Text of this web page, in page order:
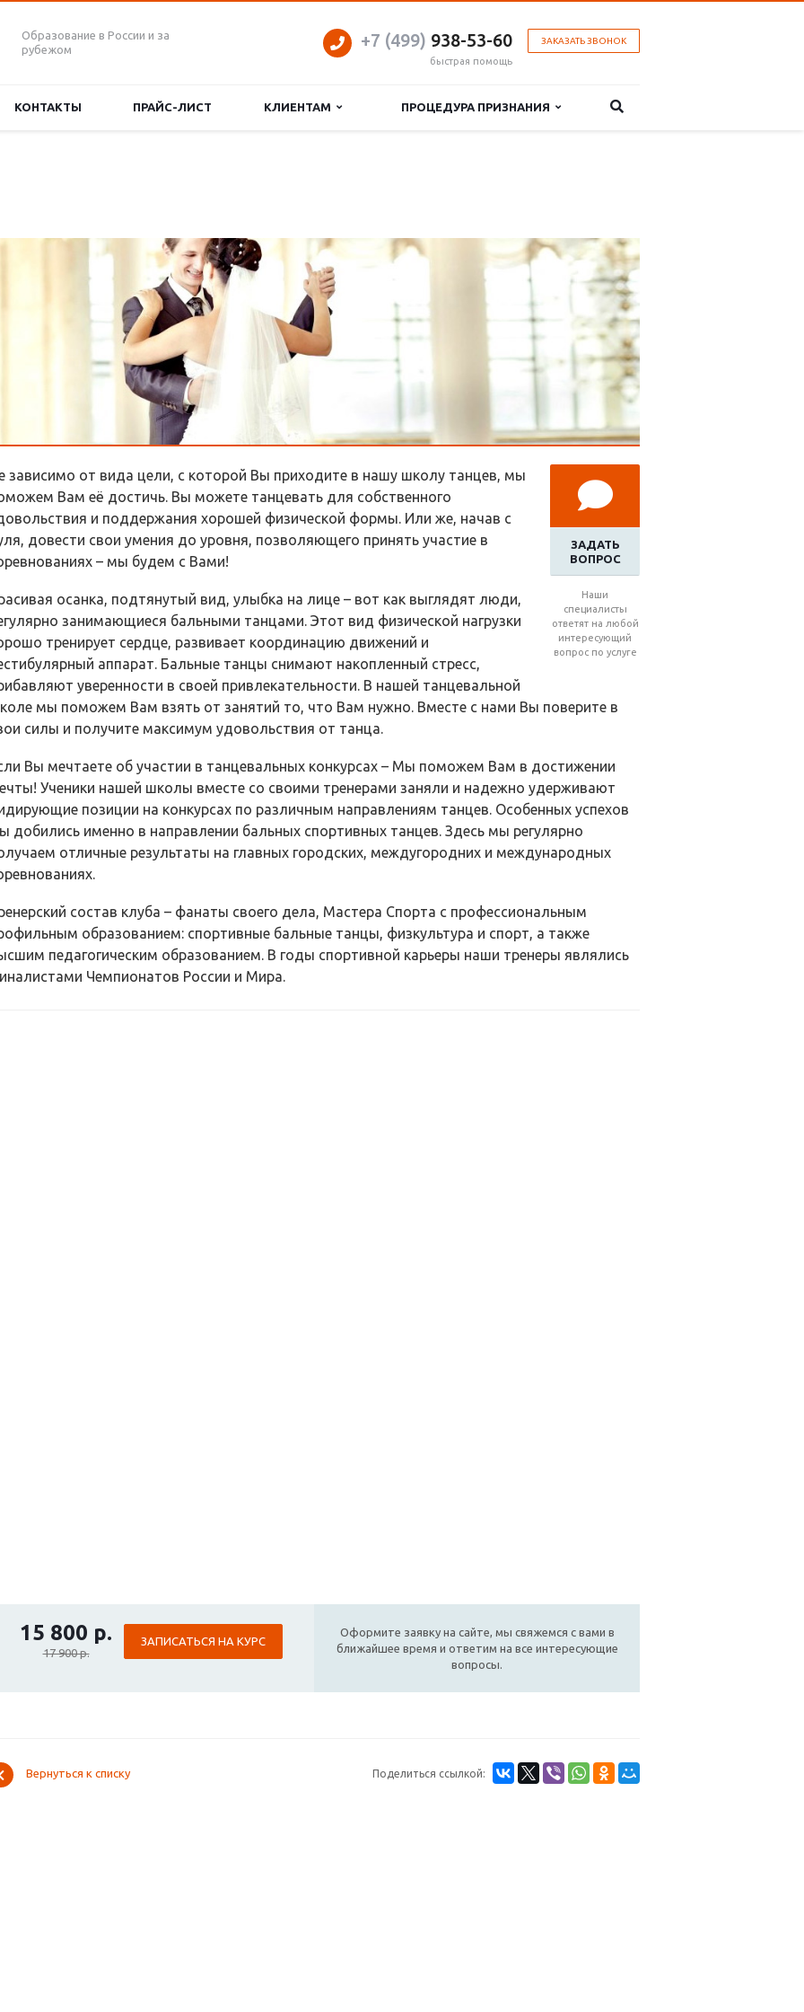
Образование в России и за
рубежом
ЗАКАЗАТЬ ЗВОНОК
+7 (499) 938-53-60
быстрая помощь
КОНТАКТЫ ПРАЙС-ЛИСТ КЛИЕНТАМ ПРОЦЕДУРА ПРИЗНАНИЯ
ЗАДАТЬ
ВОПРОС
Наши
специалисты
ответят на любой
интересующий
вопрос по услуге
зависимо от вида цели, с которой Вы приходите в нашу школу танцев, мы
Вам её достичь. Вы можете танцевать для собственного
и поддержания хорошей физической формы. Или же, начав с
довести свои умения до уровня, позволяющего принять участие в
– мы будем с Вами!
осанка, подтянутый вид, улыбка на лице – вот как выглядят люди,
занимающиеся бальными танцами. Этот вид физической нагрузки
тренирует сердце, развивает координацию движений и
аппарат. Бальные танцы снимают накопленный стресс,
уверенности в своей привлекательности. В нашей танцевальной
мы поможем Вам взять от занятий то, что Вам нужно. Вместе с нами Вы поверите в
силы и получите максимум удовольствия от танца.
Вы мечтаете об участии в танцевальных конкурсах – Мы поможем Вам в достижении
Ученики нашей школы вместе со своими тренерами заняли и надежно удерживают
позиции на конкурсах по различным направлениям танцев. Особенных успехов
добились именно в направлении бальных спортивных танцев. Здесь мы регулярно
отличные результаты на главных городских, междугородних и международных
состав клуба – фанаты своего дела, Мастера Спорта с профессиональным
образованием: спортивные бальные танцы, физкультура и спорт, а также
педагогическим образованием. В годы спортивной карьеры наши тренеры являлись
Чемпионатов России и Мира.
15 800 р.
17 900 р.
ЗАПИСАТЬСЯ НА КУРС
Оформите заявку на сайте, мы свяжемся с вами в
ближайшее время и ответим на все интересующие
вопросы.
Поделиться ссылкой:
Вернуться к списку